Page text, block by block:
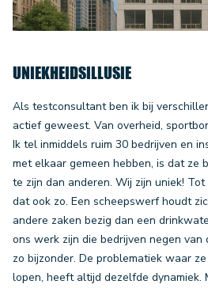
UNIEKHEIDSILLUSIE
Als testconsultant ben ik bij
actief geweest. Van overheid,
Ik tel inmiddels ruim 30 bedrijven en
met elkaar gemeen hebben, is dat ze
te zijn dan anderen. Wij zijn uniek!
dat ook zo. Een scheepswerf houdt
andere zaken bezig dan een
ons werk zijn die bedrijven negen
zo bijzonder. De problematiek waar
lopen, heeft altijd dezelfde dynamiek.